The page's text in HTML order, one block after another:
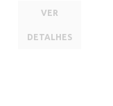
VER
DETALHES